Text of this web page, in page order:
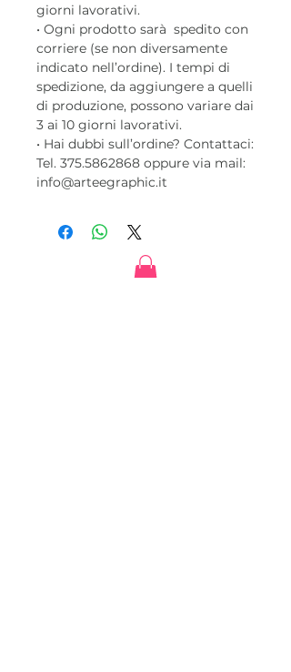
giorni lavorativi.
• Ogni prodotto sarà spedito con
corriere (se non diversamente
indicato nell’ordine). I tempi di
spedizione, da aggiungere a quelli
di produzione, possono variare dai
3 ai 10 giorni lavorativi.
• Hai dubbi sull’ordine? Contattaci:
Tel. 375.5862868 oppure via mail:
info@arteegraphic.it